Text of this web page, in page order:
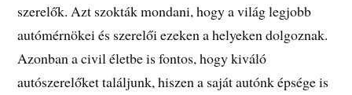
szerelők. Azt szokták mondani, hogy a világ legjobb
autómérnökei és szerelői ezeken a helyeken dolgoznak.
Azonban a civil életbe is fontos, hogy kiváló
autószerelőket találjunk, hiszen a saját autónk épsége is